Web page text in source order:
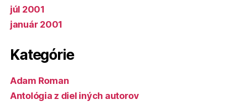
júl 2001
január 2001
Kategórie
Adam Roman
Antológia z diel iných autorov